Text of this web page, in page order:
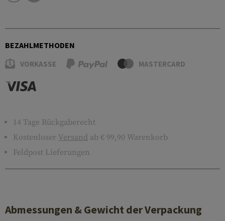
BEZAHLMETHODEN
VORKASSE MASTERCARD
14 Tage Rückgaberecht
Kostenloser Versand ab € 99,90 Warenkorb
Feldpost Lieferungen
Abmessungen & Gewicht der Verpackung